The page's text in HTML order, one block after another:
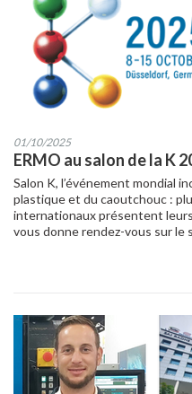
01/10/2025
ERMO au salon de la K
Salon K, l’événement mondial
plastique et du caoutchouc :
internationaux présentent
vous donne rendez-vous sur le